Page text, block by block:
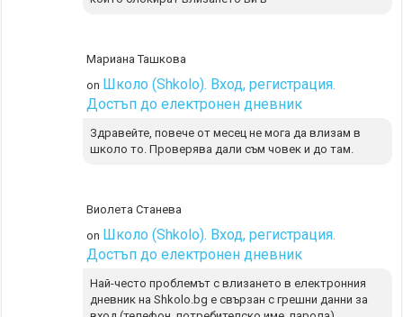
Мариана Ташкова
on Школо (Shkolo). Вход, регистрация.
Достъп до електронен дневник
Здравейте, повече от месец не мога да влизам в
школо то. Проверява дали съм човек и до там.
Виолета Станева
on Школо (Shkolo). Вход, регистрация.
Достъп до електронен дневник
Най-често проблемът с влизането в електронния
дневник на Shkolo.bg е свързан с грешни данни за